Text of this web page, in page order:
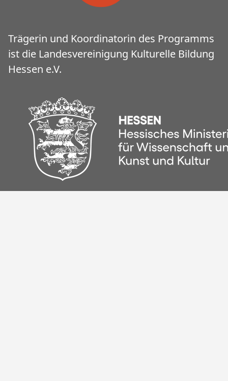
Trägerin und Koordinatorin des Programms
ist die Landesvereinigung Kulturelle Bildung
Hessen e.V.